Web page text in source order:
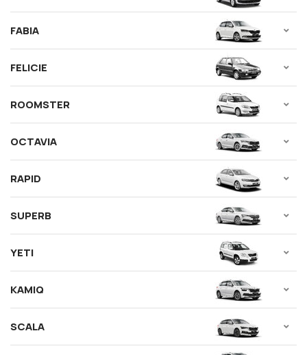
FABIA
FELICIE
ROOMSTER
OCTAVIA
RAPID
SUPERB
YETI
KAMIQ
SCALA